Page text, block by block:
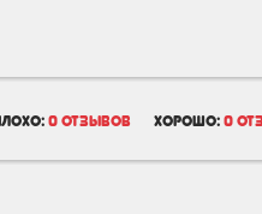
0 отзывов хорошо: 0